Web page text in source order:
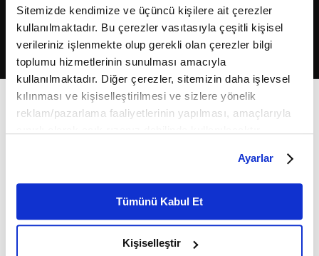
Sitemizde kendimize ve üçüncü kişilere ait çerezler
kullanılmaktadır. Bu çerezler vasıtasıyla çeşitli kişisel
verileriniz işlenmekte olup gerekli olan çerezler bilgi
toplumu hizmetlerinin sunulması amacıyla
kullanılmaktadır. Diğer çerezler, sitemizin daha işlevsel
kılınması ve kişiselleştirilmesi ve sizlere yönelik
reklam/pazarlama faaliyetlerinin yapılması, amaçlarıyla
belirleyebilirsiniz. Çerezlere ilişkin detaylı bilgi için
Ayarlar butonuna tıklayabilir,Çerez Bilgilendirme
Metnimizi ziyaret edebilirsiniz.
6698 sayılı Kişisel Verilerin Korunması Kanunu uyarınca
okumak ve sitemizi ziyaretiniz kapsamında
Ayarlar
Tümünü Kabul Et
Kişiselleştir
2026Fikriyat. Tüm hakları saklıdır.